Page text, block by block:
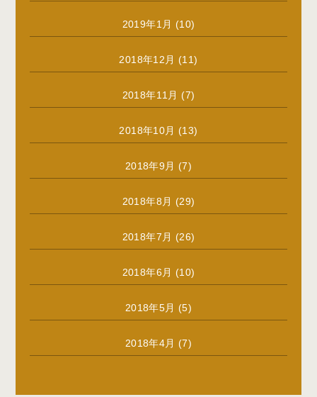
2019年1月 (10)
2018年12月 (11)
2018年11月 (7)
2018年10月 (13)
2018年9月 (7)
2018年8月 (29)
2018年7月 (26)
2018年6月 (10)
2018年5月 (5)
2018年4月 (7)